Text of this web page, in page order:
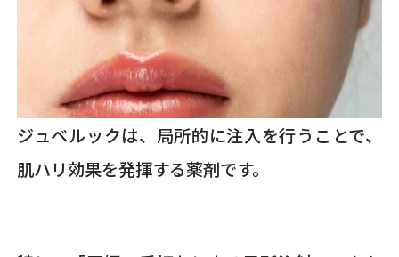
ジュベルックは、局所的に注入を行うことで、
肌ハリ効果を発揮する薬剤です。